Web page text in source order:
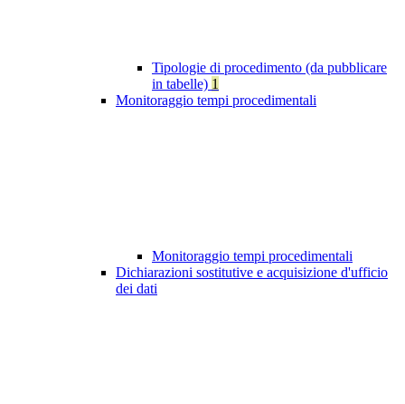
Tipologie di procedimento (da pubblicare
in tabelle) 1
Monitoraggio tempi procedimentali
Monitoraggio tempi procedimentali
Dichiarazioni sostitutive e acquisizione d'ufficio
dei dati